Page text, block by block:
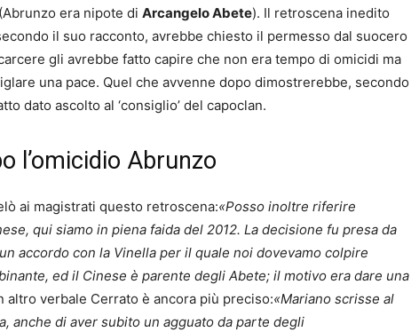
era nipote di Arcangelo Abete). Il retroscena inedito
il suo racconto, avrebbe chiesto il permesso dal suocero
gli avrebbe fatto capire che non era tempo di omicidi ma
una pace. Quel che avvenne dopo dimostrerebbe, secondo
dato ascolto al ‘consiglio’ del capoclan.
l’omicidio Abrunzo
ai magistrati questo retroscena:«Posso inoltre riferire
qui siamo in piena faida del 2012. La decisione fu presa da
accordo con la Vinella per il quale noi dovevamo colpire
ed il Cinese è parente degli Abete; il motivo era dare una
altro verbale Cerrato è ancora più preciso:«Mariano scrisse al
anche di aver subito un agguato da parte degli